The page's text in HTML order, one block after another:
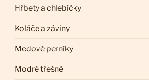
Hřbety a chlebíčky
Koláče a záviny
Medové perníky
Modré třešně